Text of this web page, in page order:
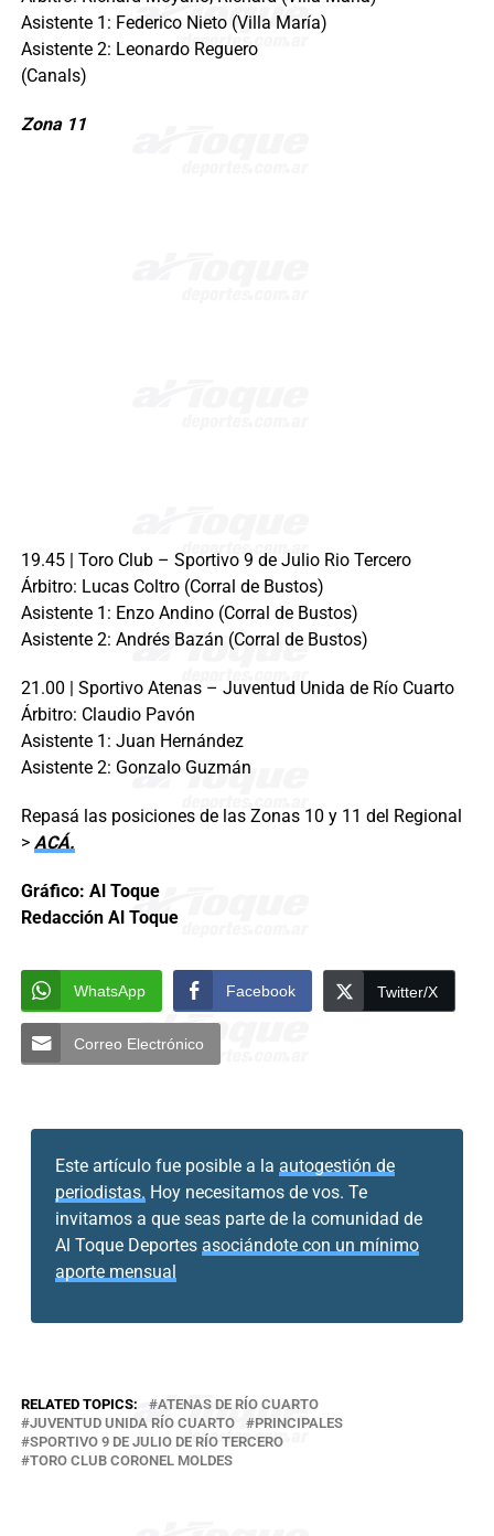
Asistente 1: Federico Nieto (Villa María)
Asistente 2: Leonardo Reguero
Zona 11
19.45 | Toro Club – Sportivo 9 de Julio Rio Tercero
Árbitro: Lucas Coltro (Corral de Bustos)
Asistente 1: Enzo Andino (Corral de Bustos)
Asistente 2: Andrés Bazán (Corral de Bustos)
21.00 | Sportivo Atenas – Juventud Unida de Río Cuarto
Árbitro: Claudio Pavón
Asistente 1: Juan Hernández
Asistente 2: Gonzalo Guzmán
Repasá las posiciones de las Zonas 10 y 11 del Regional
> ACÁ.
Gráfico: Al Toque
Redacción Al Toque
WhatsApp Facebook Twitter/X
Correo Electrónico
Este artículo fue posible a la autogestión de
periodistas. Hoy necesitamos de vos. Te
invitamos a que seas parte de la comunidad de
Al Toque Deportes asociándote con un mínimo
aporte mensual
RELATED TOPICS:
ATENAS DE RÍO CUARTO
JUVENTUD UNIDA RÍO CUARTO
PRINCIPALES
SPORTIVO 9 DE JULIO DE RÍO TERCERO
TORO CLUB CORONEL MOLDES